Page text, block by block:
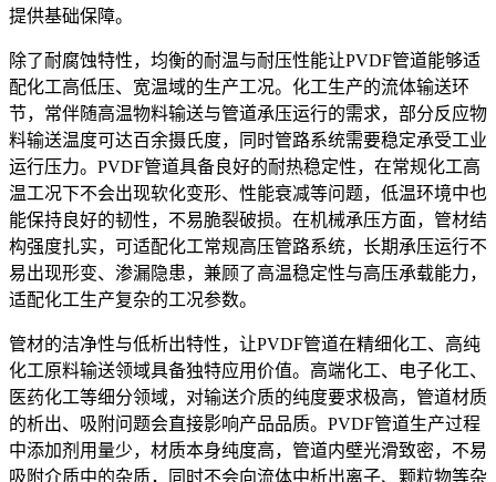
提供基础保障。
除了耐腐蚀特性，均衡的耐温与耐压性能让PVDF管道能够适
配化工高低压、宽温域的生产工况。化工生产的流体输送环
节，常伴随高温物料输送与管道承压运行的需求，部分反应物
料输送温度可达百余摄氏度，同时管路系统需要稳定承受工业
运行压力。PVDF管道具备良好的耐热稳定性，在常规化工高
温工况下不会出现软化变形、性能衰减等问题，低温环境中也
能保持良好的韧性，不易脆裂破损。在机械承压方面，管材结
构强度扎实，可适配化工常规高压管路系统，长期承压运行不
易出现形变、渗漏隐患，兼顾了高温稳定性与高压承载能力，
适配化工生产复杂的工况参数。
管材的洁净性与低析出特性，让PVDF管道在精细化工、高纯
化工原料输送领域具备独特应用价值。高端化工、电子化工、
医药化工等细分领域，对输送介质的纯度要求极高，管道材质
的析出、吸附问题会直接影响产品品质。PVDF管道生产过程
中添加剂用量少，材质本身纯度高，管道内壁光滑致密，不易
吸附介质中的杂质，同时不会向流体中析出离子、颗粒物等杂